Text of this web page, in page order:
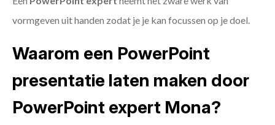
vormgeven uit handen zodat je je kan focussen op je doel.
Waarom een PowerPoint
presentatie laten maken door
PowerPoint expert Mona?